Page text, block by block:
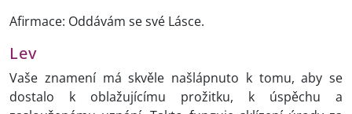
Afirmace: Oddávám se své Lásce.
Lev
Vaše znamení má skvěle našlápnuto k tomu, aby se
dostalo k oblažujícímu prožitku, k úspěchu a